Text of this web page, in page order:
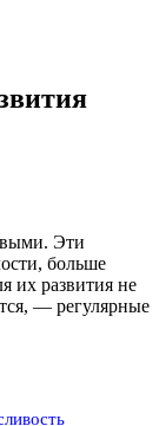
Эти
больше
их развития не
— регулярные